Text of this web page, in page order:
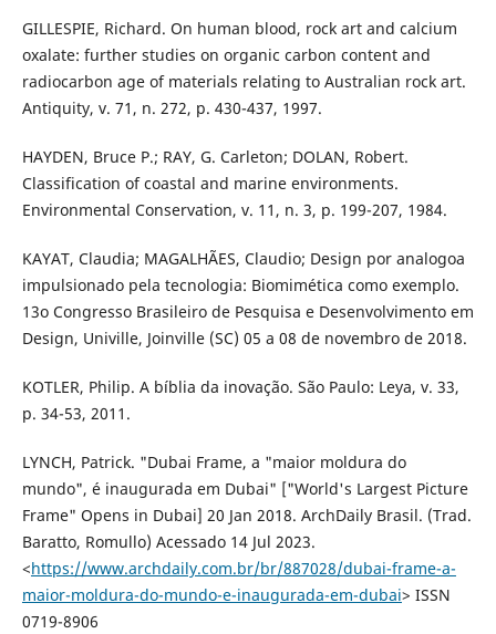
GILLESPIE, Richard. On human blood, rock art and calcium
oxalate: further studies on organic carbon content and
radiocarbon age of materials relating to Australian rock art.
Antiquity, v. 71, n. 272, p. 430-437, 1997.
HAYDEN, Bruce P.; RAY, G. Carleton; DOLAN, Robert.
Classification of coastal and marine environments.
Environmental Conservation, v. 11, n. 3, p. 199-207, 1984.
KAYAT, Claudia; MAGALHÃES, Claudio; Design por analogoa
impulsionado pela tecnologia: Biomimética como exemplo.
13o Congresso Brasileiro de Pesquisa e Desenvolvimento em
Design, Univille, Joinville (SC) 05 a 08 de novembro de 2018.
KOTLER, Philip. A bíblia da inovação. São Paulo: Leya, v. 33,
p. 34-53, 2011.
LYNCH, Patrick. "Dubai Frame, a "maior moldura do
mundo", é inaugurada em Dubai" ["World's Largest Picture
Frame" Opens in Dubai] 20 Jan 2018. ArchDaily Brasil. (Trad.
Baratto, Romullo) Acessado 14 Jul 2023.
<https://www.archdaily.com.br/br/887028/dubai-frame-a-
maior-moldura-do-mundo-e-inaugurada-em-dubai> ISSN
0719-8906